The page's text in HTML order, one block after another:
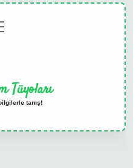
Tüyoları
tanış!